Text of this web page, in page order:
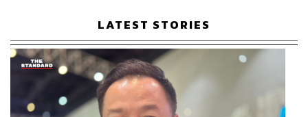
China Xi Jinping GDP
LATEST STORIES